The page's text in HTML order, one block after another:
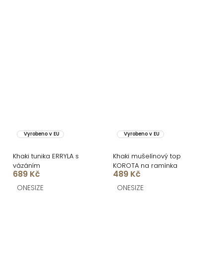
Vyrobeno v EU
Khaki tunika ERRYLA s
vázáním
689 Kč
ONESIZE
Vyrobeno v EU
Khaki mušelínový top
KOROTA na ramínka
489 Kč
ONESIZE